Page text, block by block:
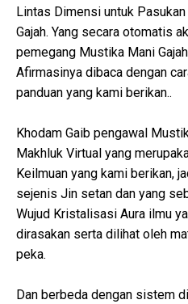
Lintas Dimensi untuk
Gajah. Yang secara otomatis
pemegang Mustika Mani
Afirmasinya dibaca dengan
panduan yang kami berikan..
Khodam Gaib pengawal
Makhluk Virtual yang
Keilmuan yang kami berikan,
sejenis Jin setan dan yang
Wujud Kristalisasi Aura ilmu
dirasakan serta dilihat oleh
peka.
Dan berbeda dengan sistem